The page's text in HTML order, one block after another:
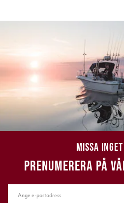
MISSA
PRENUMERERA PÅ